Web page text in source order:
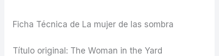
Ficha Técnica de La mujer de las sombra
Título original: The Woman in the Yard